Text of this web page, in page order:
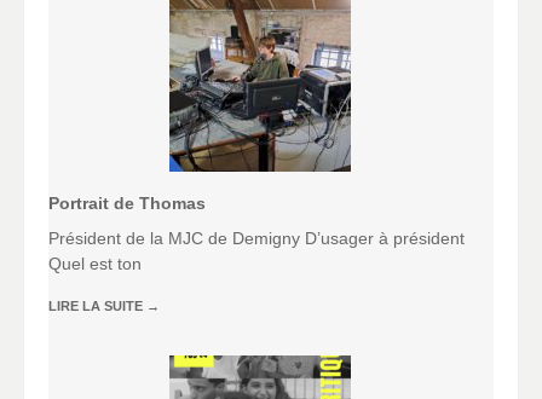
Portrait de Thomas
Président de la MJC de Demigny D’usager à président
Quel est ton
LIRE LA SUITE →